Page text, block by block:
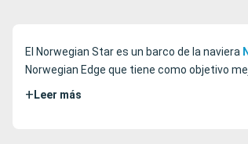
El Norwegian Star es un barco de la naviera
Norwegian Edge que tiene como objetivo
+ Leer más